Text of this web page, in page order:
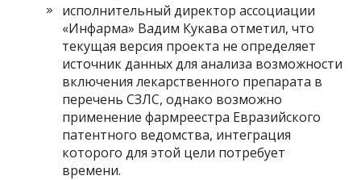
исполнительный директор ассоциации
«Инфарма» Вадим Кукава отметил, что
текущая версия проекта не определяет
источник данных для анализа возможности
включения лекарственного препарата в
перечень СЗЛС, однако возможно
применение фармреестра Евразийского
патентного ведомства, интеграция
которого для этой цели потребует
времени.